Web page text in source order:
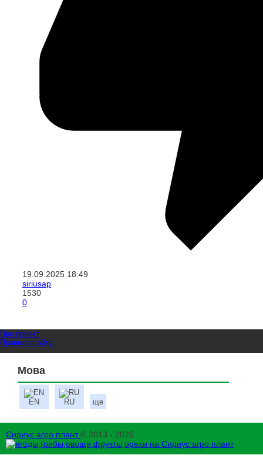
19.09.2025 18:49
siriusap
1530
0
Про проект
Правила сайту
Мова
EN RU ще
Сириус агро плант© 2013 - 2026